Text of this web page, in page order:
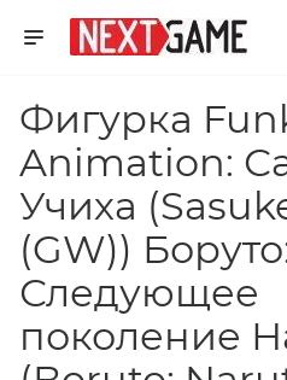
Фигурка
Animation:
Учиха
(GW))
Следующее
поколение